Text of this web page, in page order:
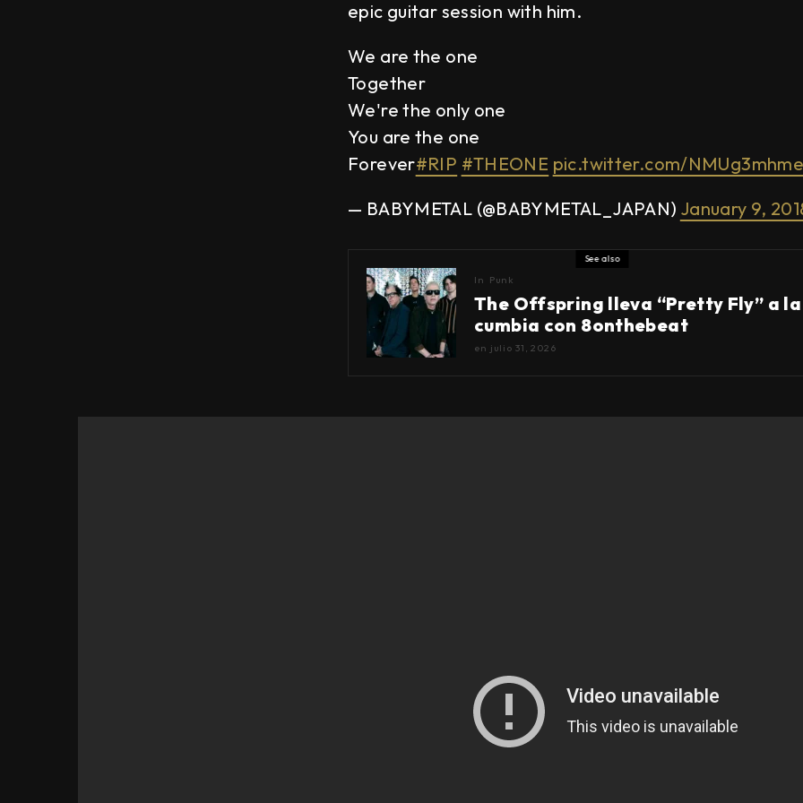
epic guitar session with him.
We are the one
Together
We're the only one
You are the one
Forever#RIP #THEONE pic.twitter.com/
— BABYMETAL (@BABYMETAL_JAPAN) January 9,
See also
In Punk
The Offspring lleva “Pretty Fly” a la
cumbia con 8onthebeat
en julio 31, 2026